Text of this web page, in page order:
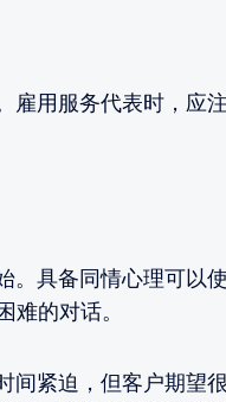
雇用服务代表时，应
具备同情心理可以
难的对话。
紧迫，但客户期望